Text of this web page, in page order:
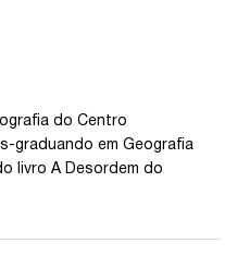
do Centro
graduando em Geografia
livro A Desordem do